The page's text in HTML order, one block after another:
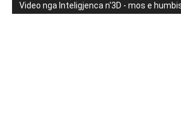
Video nga Inteligjenca n'3D - mos e